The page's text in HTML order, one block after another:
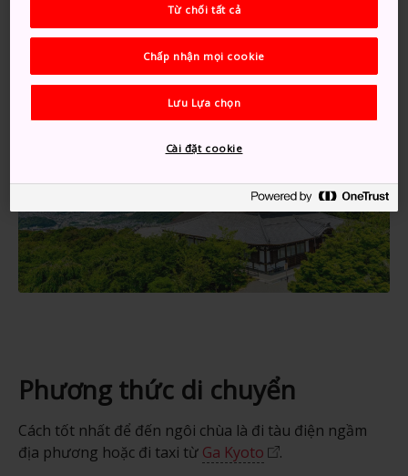
Phương thức di chuyển
Cách tốt nhất để đến ngôi chùa là đi tàu điện ngầm
địa phương hoặc đi taxi từ Ga Kyoto
.
Từ chối tất cả
Chấp nhận mọi cookie
Lưu Lựa chọn
Cài đặt cookie